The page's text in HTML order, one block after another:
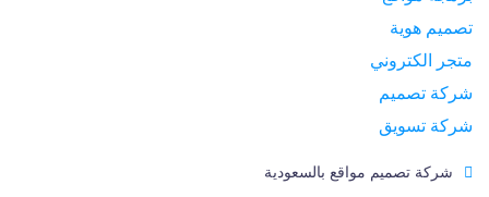
تصميم هوية
متجر الكتروني
شركة تصميم
شركة تسويق
شركة تصميم مواقع بالسعودية